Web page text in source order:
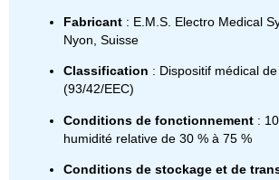
Fabricant : E.M.S. Electro Medical
Nyon, Suisse
Classification : Dispositif médical
(93/42/EEC)
Conditions de fonctionnement :
humidité relative de 30 % à 75 %
Conditions de stockage et de